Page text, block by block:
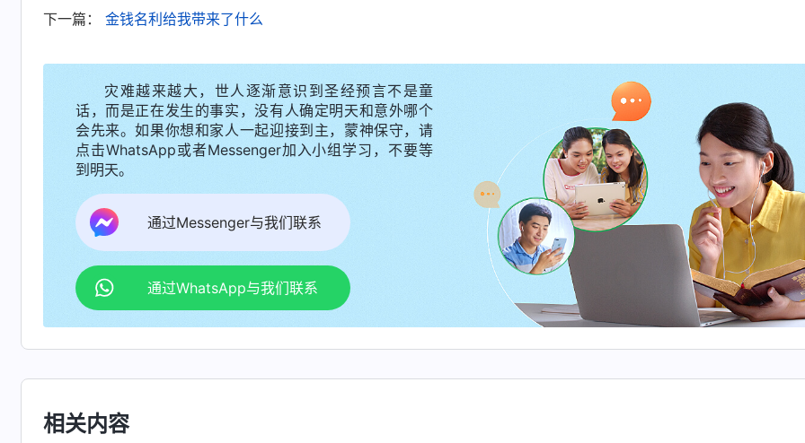
接下来，我如饥似渴地读神的话。看到神揭示人类被撒但败坏的真相，我心里很触动，神的话都是真
起坦诚相待，流露败坏能敞开交通、互相帮助，没有尔虞我诈，没有欺骗，我感觉自己好像活在了另外一
世界里，完全忘记了之前的痛苦，我的病也渐渐好转，心里特别感谢神对我的拯救。我就在想：“自从我信神
后，每天读神的话、唱诗赞美神，过得那么开心快乐，为什么我在世上拥有了事业、名利、地位、金钱却一
点儿也不开心，反而还活得痛苦不堪呢？”一次，我看到神的话说：“
撒但用名和利来控制人的思想，让人的
思想只想着名和利，为名利奋斗，为名利吃苦，为名利忍辱负重，为名利牺牲自己的一切，为名利作出任何
的判断或者决定。这样，撒但就给人戴上了一个无形的枷锁，这个枷锁戴在人身上，人没有能力去挣脱，
没有勇气去挣脱，不知不觉地，人在戴着枷锁的情况下一步一步艰难地往前走。为着这个名和利，人类就远
离神、背叛神，就变得越来越邪恶，就这样，一代又一代的人被毁在了撒但的名和利当中。”《话・卷二 关
认识神・独一无二的神自己 六》“如果你不明白真理，你就看不透这事，你觉得‘有斗志是好事，是正当的。
活着没点斗志能行吗？没点斗志活着的精气神都没有了，那活着有什么意思啊？什么事都逆来顺受，那多
弱无能呀！’人都认为人活着就是要争口气。这口气怎么争？就是突出这个‘斗’字，无论临到什么事都得通
斗来达到目的，永不言败就来源于这个‘斗’字。……他们活一天就斗一天，无论做什么事总要凭斗取胜，总
以胜利来炫耀自己。他们做什么事总要争口气，能争来吗？他们到底争什么、斗什么呢？都是为名利地位而
下一篇： 金钱名利给我带来了什么
灾难越来越大，世人逐渐意识到圣经预言不是童
话，而是正在发生的事实，没有人确定明天和意外哪个
会先来。如果你想和家人一起迎接到主，蒙神保守，请
点击WhatsApp或者Messenger加入小组学习，不要等
到明天。
通过Messenger与我们联系
通过WhatsApp与我们联系
相关内容